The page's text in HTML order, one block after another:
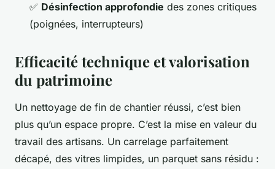
✅ Désinfection approfondie des zones critiques
(poignées, interrupteurs)
Efficacité technique et valorisation
du patrimoine
Un nettoyage de fin de chantier réussi, c’est bien
plus qu’un espace propre. C’est la mise en valeur du
travail des artisans. Un carrelage parfaitement
décapé, des vitres limpides, un parquet sans résidu :